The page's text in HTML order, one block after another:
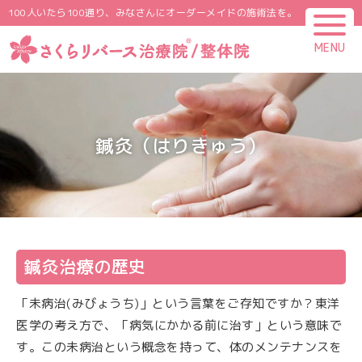
100人いたら100通り、みなさんにオーダーメイドの施術法を。
MENU
鍼灸（はりきゅう）
鍼灸治療の歴史
「未病治(みびょうち)」という言葉をご存知ですか？東洋
医学の考え方で、「病気にかかる前に治す」という意味で
す。この未病治という概念を持って、体のメンテナンスを